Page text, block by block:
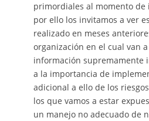
primordiales al momento
por ello los invitamos a ver
realizado en meses
organización en el cual van
información supremamente
a la importancia de
adicional a ello de los
los que vamos a estar
un manejo no adecuado de